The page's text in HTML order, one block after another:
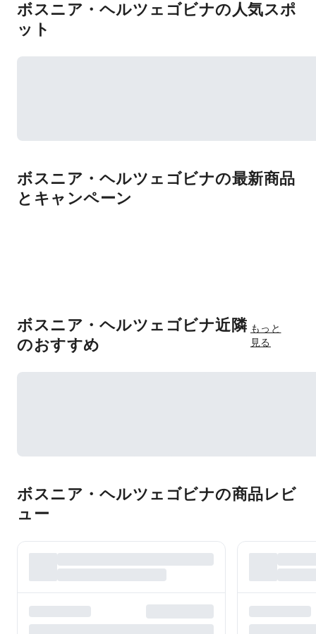
ボスニア・ヘルツェゴビナの人気スポ
ット
ボスニア・ヘルツェゴビナの最新商品
とキャンペーン
ボスニア・ヘルツェゴビナ近隣
のおすすめ
もっと
見る
ボスニア・ヘルツェゴビナの商品レビ
ュー